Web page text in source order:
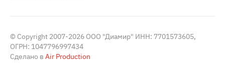
© Copyright 2007-2026 ООО "Диамир" ИНН: 7701573605,
ОГРН: 1047796997434
Сделано в Air Production